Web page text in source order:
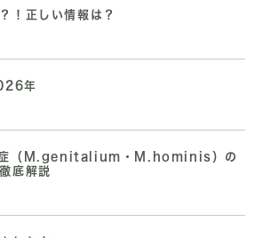
！正しい情報は？
年
症（M.genitalium・M.hominis）の
底解説